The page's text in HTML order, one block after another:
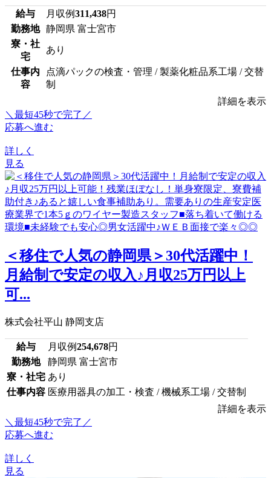
給与 月収例311,438円
勤務地
静岡県 富士宮市
寮・社
宅
あり
仕事内
容
点滴パックの検査・管理 / 製薬化粧品系工場 / 交替
制
詳細を表示
＼最短45秒で完了／
応募へ進む
詳しく
見る
＜移住で人気の静岡県＞30代活躍中！
月給制で安定の収入♪月収25万円以上
可...
株式会社平山 静岡支店
給与 月収例254,678円
勤務地
静岡県 富士宮市
寮・社宅 あり
仕事内容 医療用器具の加工・検査 / 機械系工場 / 交替制
詳細を表示
＼最短45秒で完了／
応募へ進む
詳しく
見る